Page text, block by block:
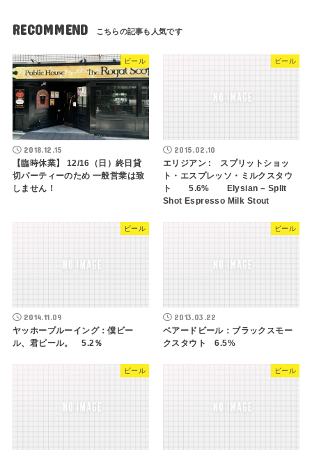
RECOMMEND
ビール
2018.12.15
【臨時休業】 12/16（日）終日貸
切パーティーのため 一般営業は致
しません！
ビール
2015.02.10
エリジアン : スプリットショッ
ト・エスプレッソ・ミルクスタウ
ト 5.6% Elysian – Split
Shot Espresso Milk Stout
ビール
2014.11.09
ヤッホーブルーイング：僕ビー
ル、君ビール。 5.2％
ビール
2013.03.22
ベアードビール：ブラックスモー
クスタウト 6.5%
ビール ビール